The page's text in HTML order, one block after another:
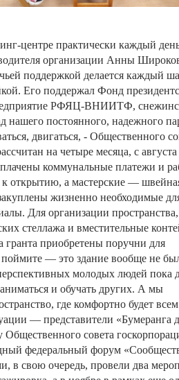
-центре практически каждый
организации Анны
чьей поддержкой делается каждый
. Его поддержал Фонд
РФЯЦ-ВНИИТФ,
нашего постоянного, надежного
, двигаться, - Общественного
на четыре месяца, с августа
коммунальные платежи и
к открытию, а мастерские —
жизненно необходимые
. Для организации пространства,
стеллажа и вместительные
гранта приобретены поручни для
поймите — это здание вообще не
молодых людей пока
и обучать других. А мы
, где комфортно будет всем
— представители «Бумеранга
Общественного совета
федеральный форум «
, в свою очередь, провели два